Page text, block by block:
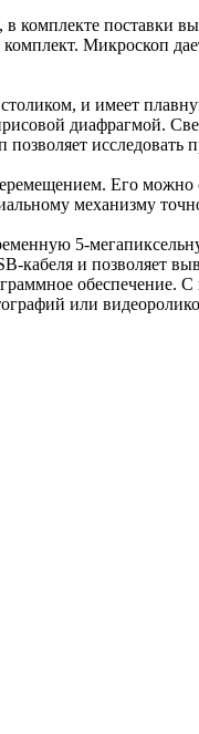
в комплекте поставки
Микроскоп
и имеет
диафрагмой.
исследовать
Его можно
механизму
5-
и позволяет
или